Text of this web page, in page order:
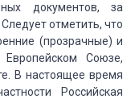
документов, за
Следует отметить, что
(прозрачные) и
Союзе,
В настоящее время
Российская